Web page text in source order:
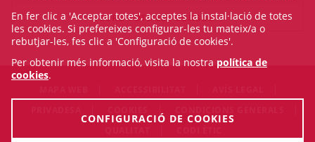
VEURE TOTS ELS CURSOS
En fer clic a 'Acceptar totes', acceptes la instal·lació de totes
les cookies. Si prefereixes configurar-les tu mateix/a o
rebutjar-les, fes clic a 'Configuració de cookies'.
Per obtenir més informació, visita la nostra política de
cookies.
CONFIGURACIÓ DE COOKIES